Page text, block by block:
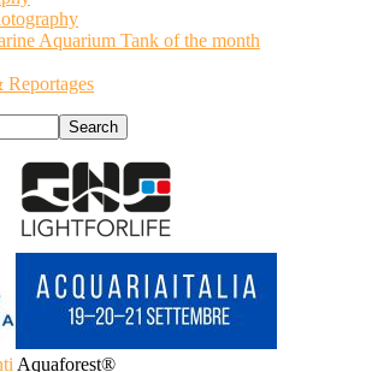
Aquarium Tank of the month
Reportages
Aquaforest®